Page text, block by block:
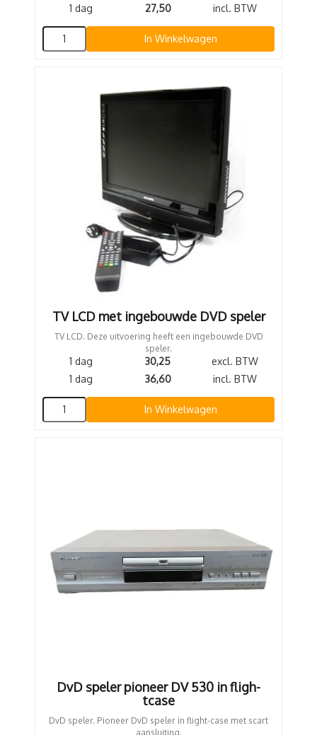
1 dag
27,50 incl. BTW
In Winkelwagen
TV LCD met ingebouwde DVD speler
TV LCD. Deze uitvoering heeft een ingebouwde DVD
speler.
1 dag 30,25
excl. BTW
1 dag
36,60 incl. BTW
In Winkelwagen
DvD speler pioneer DV 530 in fligh-
tcase
DvD speler. Pioneer DvD speler in flight-case met scart
aansluiting.